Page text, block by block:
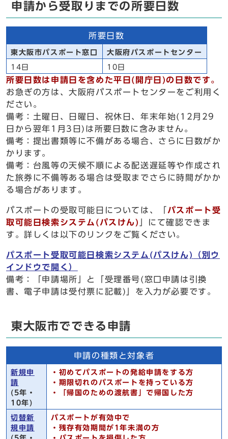
申請から受取りまでの所要日数
所要日数
東大阪市パスポート窓口 大阪府パスポートセンター
14日 10日
所要日数は申請日を含めた平日(開庁日)の日数です。
お急ぎの方は、大阪府パスポートセンターをご利用く
ださい。
備考：土曜日、日曜日、祝休日、年末年始(12月29
日から翌年1月3日)は所要日数に含みません。
備考：提出書類等に不備がある場合、さらに日数がか
かります。
備考：台風等の天候不順による配送遅延等や作成され
た旅券に不備等ある場合は受取までさらに時間がかか
る場合があります。
パスポートの受取可能日については、「 パスポート受
取可能日検索システム(パスけん)
」にて確認できま
す。詳しくは以下のリンクをご覧ください。
パスポート受取可能日検索システム(パスけん)
（別ウ
インドウで開く）
備考：「申請場所」と「受理番号(窓口申請は引換
書、電子申請は受付票に記載)」を入力が必要です。
東大阪市でできる申請
申請の種類と対象者
新規申
請
(5年・
10年)
・初めてパスポートの発給申請をする方
・期限切れのパスポートを持っている方
・「帰国のための渡航書」で帰国した方
切替新
規申請
パスポートが有効中で
・残存有効期間が1年未満の方